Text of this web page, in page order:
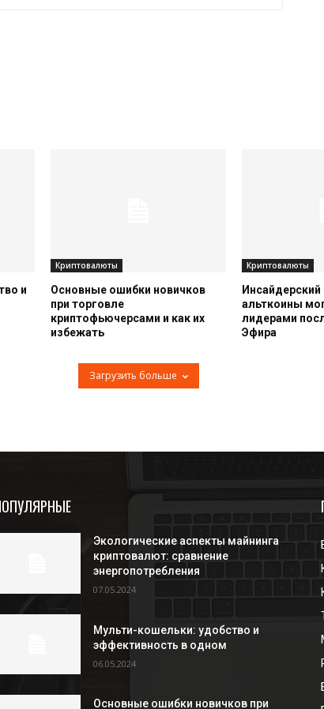
и
Криптовалюты
Основные ошибки новичков
при торговле
криптофьючерсами и как их
избежать
Криптовалюты
альткоины
лидерами
Эфира
Загрузить больше
Экологические аспекты майнинга
криптовалют: сравнение
энергопотребления
07.05.2024
Мульти-кошельки: удобство и
эффективность в одном
06.05.2024
Основные ошибки новичков при